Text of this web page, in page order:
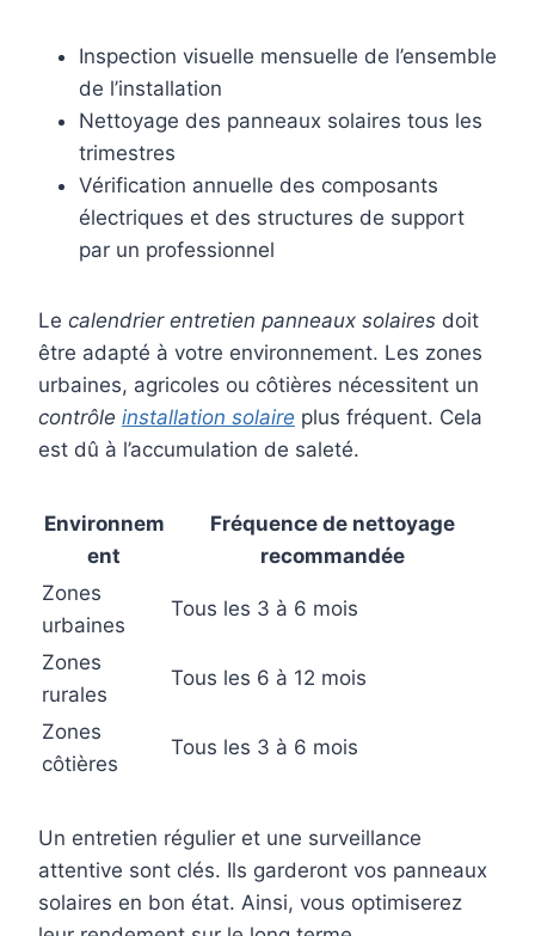
Inspection visuelle mensuelle de l’ensemble
de l’installation
Nettoyage des panneaux solaires tous les
trimestres
Vérification annuelle des composants
électriques et des structures de support
par un professionnel
Le calendrier entretien panneaux solaires doit
être adapté à votre environnement. Les zones
urbaines, agricoles ou côtières nécessitent un
contrôle installation solaire plus fréquent. Cela
est dû à l’accumulation de saleté.
Environnem
ent
Fréquence de nettoyage
recommandée
Zones
urbaines
Tous les 3 à 6 mois
Zones
rurales
Tous les 6 à 12 mois
Zones
côtières
Tous les 3 à 6 mois
Un entretien régulier et une surveillance
attentive sont clés. Ils garderont vos panneaux
solaires en bon état. Ainsi, vous optimiserez